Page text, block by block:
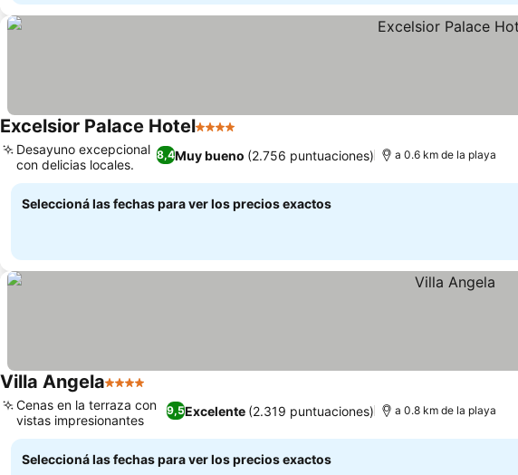
Excelsior Palace Hotel4 Estrellas
8,4Muy bueno (2.756 puntuaciones)
Desayuno excepcional
con delicias locales.
a 0.6 km de la playa
Seleccioná las fechas para ver los precios exactos
Villa Angela4 Estrellas
9,5Excelente (2.319 puntuaciones)
Cenas en la terraza con
vistas impresionantes
a 0.8 km de la playa
Seleccioná las fechas para ver los precios exactos